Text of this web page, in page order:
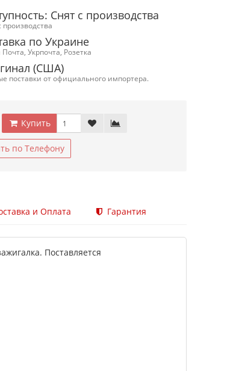
Снят с производства
производства
по Украине
Укрпочта, Розетка
(США)
поставки от официального импортера.
Купить
по Телефону
и Оплата Гарантия
Поставляется